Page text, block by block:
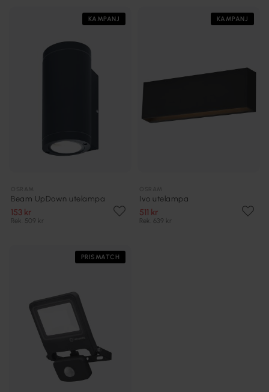
KAMPANJ
Beam UpDown utelampa
153 kr
Rek. 509 kr
KAMPANJ
Ivo utelampa
511 kr
Rek. 639 kr
PRISMATCH